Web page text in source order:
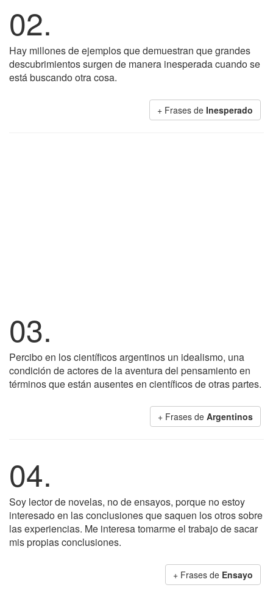
02.
Hay millones de ejemplos que demuestran que grandes
descubrimientos surgen de manera inesperada cuando se
está buscando otra cosa.
+ Frases de Inesperado
03.
Percibo en los científicos argentinos un idealismo, una
condición de actores de la aventura del pensamiento en
términos que están ausentes en científicos de otras partes.
+ Frases de Argentinos
04.
Soy lector de novelas, no de ensayos, porque no estoy
interesado en las conclusiones que saquen los otros sobre
las experiencias. Me interesa tomarme el trabajo de sacar
mis propias conclusiones.
+ Frases de Ensayo